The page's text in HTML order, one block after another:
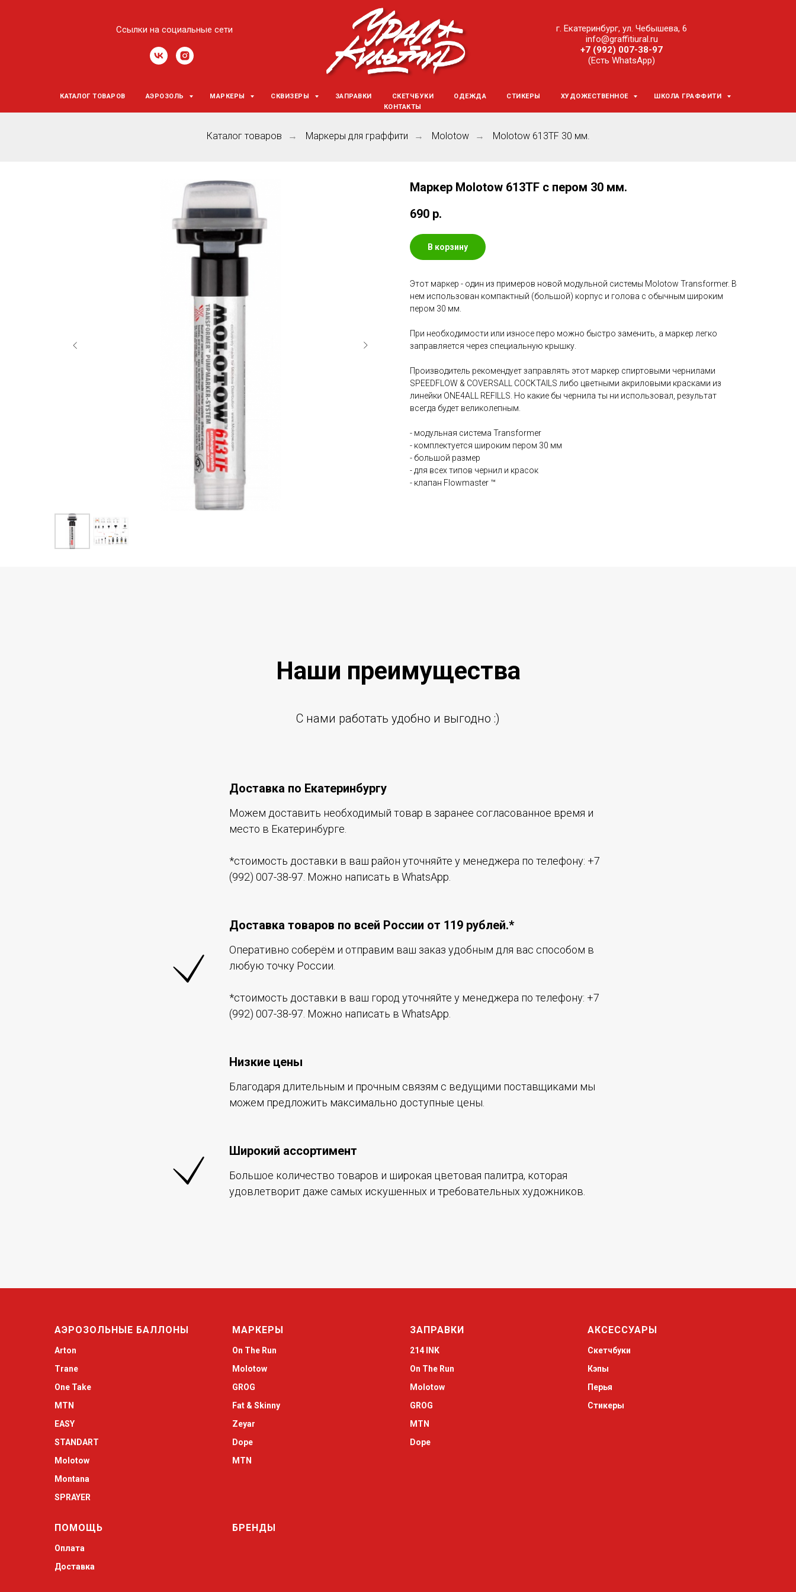
Ссылки на социальные сети
г. Екатеринбург, ул. Чебышева, 6
info@graffitiural.ru
+7 (992) 007-38-97
(Есть WhatsApp)
КАТАЛОГ ТОВАРОВ АЭРОЗОЛЬ МАРКЕРЫ СКВИЗЕРЫ ЗАПРАВКИ СКЕТЧБУКИ ОДЕЖДА СТИКЕРЫ ХУДОЖЕСТВЕННОЕ
ШКОЛА ГРАФФИТИ
КОНТАКТЫ
Каталог товаров → Маркеры для граффити → Molotow → Molotow 613TF 30 мм.
Маркер Molotow 613TF с пером 30 мм.
690 р.
В корзину
Этот маркер - один из примеров новой модульной системы Molotow Transformer. В
нем использован компактный (большой) корпус и голова с обычным широким
пером 30 мм.
При необходимости или износе перо можно быстро заменить, а маркер легко
заправляется через специальную крышку.
Производитель рекомендует заправлять этот маркер спиртовыми чернилами
SPEEDFLOW & COVERSALL COCKTAILS либо цветными акриловыми красками из
линейки ONE4ALL REFILLS. Но какие бы чернила ты ни использовал, результат
всегда будет великолепным.
- модульная система Transformer
- комплектуется широким пером 30 мм
- большой размер
- для всех типов чернил и красок
- клапан Flowmaster ™
Наши преимущества
С нами работать удобно и выгодно :)
Доставка по Екатеринбургу
Можем доставить необходимый товар в заранее согласованное время и
место в Екатеринбурге.
*стоимость доставки в ваш район уточняйте у менеджера по телефону: +7
(992) 007-38-97. Можно написать в WhatsApp.
Доставка товаров по всей России от 119 рублей.*
Оперативно соберём и отправим ваш заказ удобным для вас способом в
любую точку России.
*стоимость доставки в ваш город уточняйте у менеджера по телефону: +7
(992) 007-38-97. Можно написать в WhatsApp.
Низкие цены
Благодаря длительным и прочным связям с ведущими поставщиками мы
можем предложить максимально доступные цены.
Широкий ассортимент
Большое количество товаров и широкая цветовая палитра, которая
удовлетворит даже самых искушенных и требовательных художников.
АЭРОЗОЛЬНЫЕ БАЛЛОНЫ
Arton
Trane
One Take
MTN
EASY
STANDART
Molotow
Montana
SPRAYER
МАРКЕРЫ
On The Run
Molotow
GROG
Fat & Skinny
Zeyar
Dope
MTN
ЗАПРАВКИ
214 INK
On The Run
Molotow
GROG
MTN
Dope
АКСЕССУАРЫ
Скетчбуки
Кэпы
Перья
Стикеры
ПОМОЩЬ
Оплата
Доставка
БРЕНДЫ